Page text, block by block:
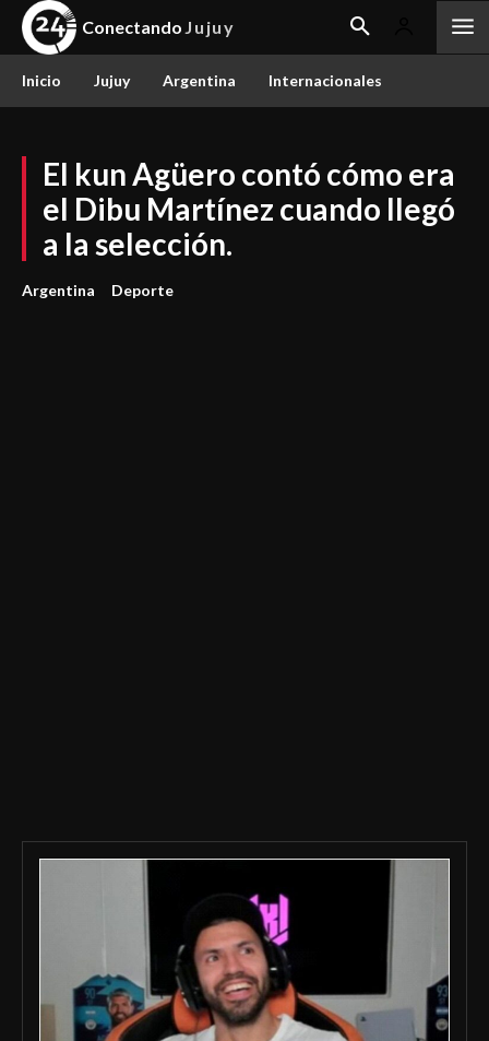
Conectando Jujuy
Inicio Jujuy Argentina Internacionales
El kun Agüero contó cómo era
el Dibu Martínez cuando llegó
a la selección.
Argentina Deporte